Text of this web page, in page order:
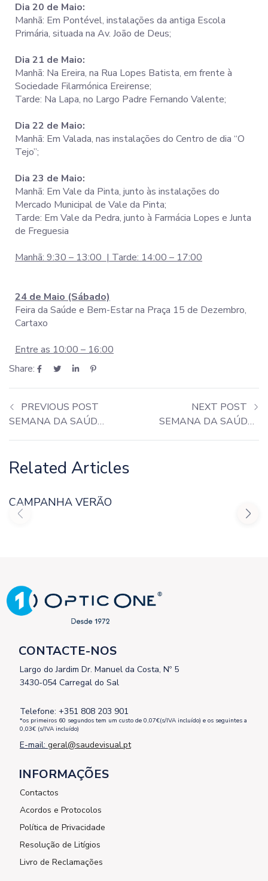
Dia 20 de Maio:
Manhã: Em Pontével, instalações da antiga Escola
Primária, situada na Av. João de Deus;
Dia 21 de Maio:
Manhã: Na Ereira, na Rua Lopes Batista, em frente à
Sociedade Filarmónica Ereirense;
Tarde: Na Lapa, no Largo Padre Fernando Valente;
Dia 22 de Maio:
Manhã: Em Valada, nas instalações do Centro de dia “O
Tejo”;
Dia 23 de Maio:
Manhã: Em Vale da Pinta, junto às instalações do
Mercado Municipal de Vale da Pinta;
Tarde: Em Vale da Pedra, junto à Farmácia Lopes e Junta
de Freguesia
Manhã: 9:30 – 13:00 | Tarde: 14:00 – 17:00
24 de Maio (Sábado)
Feira da Saúde e Bem-Estar na Praça 15 de Dezembro,
Cartaxo
Entre as 10:00 – 16:00
Share:
PREVIOUS POST
SEMANA DA SAÚDE – CORUCHE
NEXT POST
SEMANA DA SAÚDE – LISBOA
Related Articles
CAMPANHA VERÃO
CONTACTE-NOS
Largo do Jardim Dr. Manuel da Costa, Nº 5
3430-054 Carregal do Sal
Telefone: +351 808 203 901
*os primeiros 60 segundos tem um custo de 0,07€(s/IVA incluído) e os seguintes a
0,03€ (s/IVA incluído)
E-mail: geral@saudevisual.pt
INFORMAÇÕES
Contactos
Acordos e Protocolos
Política de Privacidade
Resolução de Litígios
Livro de Reclamações